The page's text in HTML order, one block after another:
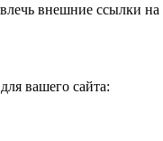
внешние ссылки
вашего сайта: